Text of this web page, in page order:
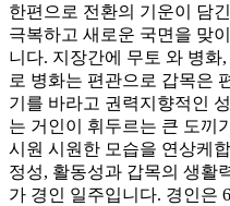
한편으로 전환의 기운이 담
극복하고 새로운 국면을 맞
니다. 지장간에 무토 와 병화
로 병화는 편관으로 갑목은
기를 바라고 권력지향적인
는 거인이 휘두르는 큰 도끼
시원 시원한 모습을 연상케
정성, 활동성과 갑목의 생활
가 경인 일주입니다. 경인은